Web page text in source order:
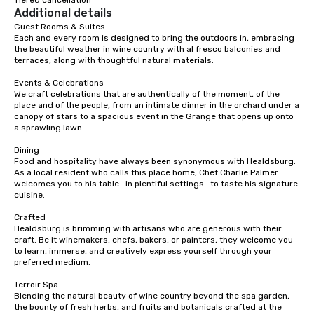
traverse along the
Lip Smacking Foodie
groups, small or large.
as 500 guests,
choice for any
Stress-Free Booking
more easily. You’ll
knowing that
Since the menu is
have nothing to
Additional details
Guest Rooms & Suites
Each and every room is designed to bring the outdoors in, embracing
the beautiful weather in wine country with al fresco balconies and
terraces, along with thoughtful natural materials.
Events & Celebrations
We craft celebrations that are authentically of the moment, of the
place and of the people, from an intimate dinner in the orchard under a
canopy of stars to a spacious event in the Grange that opens up onto
a sprawling lawn.
Dining
Food and hospitality have always been synonymous with Healdsburg.
As a local resident who calls this place home, Chef Charlie Palmer
welcomes you to his table—in plentiful settings—to taste his signature
cuisine.
Crafted
Healdsburg is brimming with artisans who are generous with their
craft. Be it winemakers, chefs, bakers, or painters, they welcome you
to learn, immerse, and creatively express yourself through your
preferred medium.
Terroir Spa
Blending the natural beauty of wine country beyond the spa garden,
the bounty of fresh herbs, and fruits and botanicals crafted at the